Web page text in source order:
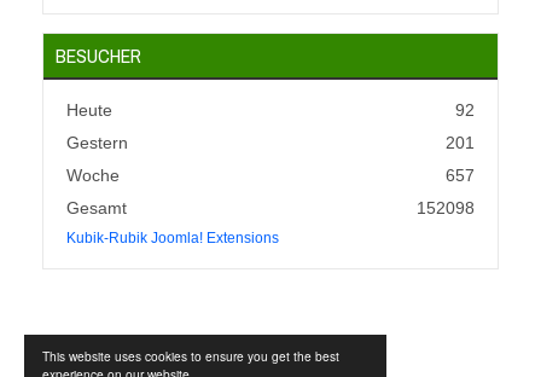
This website uses cookies to ensure you get the best
BESUCHER
Heute
92
Gestern
201
Woche
657
Gesamt
152098
Kubik-Rubik Joomla! Extensions